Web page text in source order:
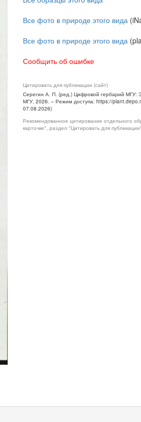
Все фото в природе этого вида
Все фото в природе этого вида
Сообщить об ошибке
Цитировать для публикации (сайт)
Серегин А. П. (ред.) Цифровой гербарий МГУ:
МГУ, 2026. – Режим доступа: https://
07.08.2026)
Рекомендованное цитирование отдельного
карточке", раздел "Цитировать для публикации"